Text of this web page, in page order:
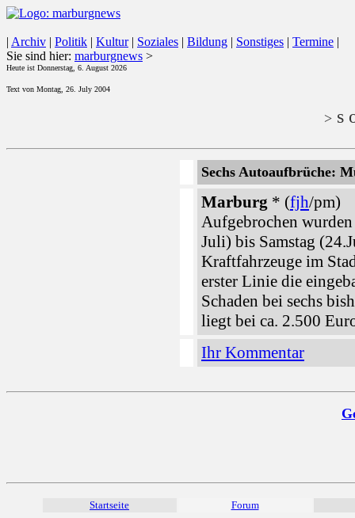
| Archiv | Politik | Kultur| Soziales | Bildung | Sonstiges | Termine |
Sie sind hier: marburgnews >
Heute ist Donnerstag, 6. August 2026
Text von Montag, 26. July 2004
> s
Sechs Autoaufbrüche:
Marburg * (fjh/pm)
Aufgebrochen
Juli) bis Samstag
Kraftfahrzeuge im
erster Linie die
Schaden bei sechs
liegt bei ca. 2.500
Ihr Kommentar
Startseite Forum